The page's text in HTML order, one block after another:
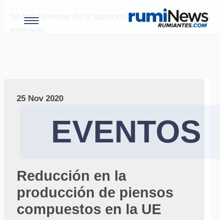
No hay términos de la taxonomía "paises" asociados a
25 Nov 2020
EVENTOS
Reducción en la
producción de piensos
compuestos en la UE